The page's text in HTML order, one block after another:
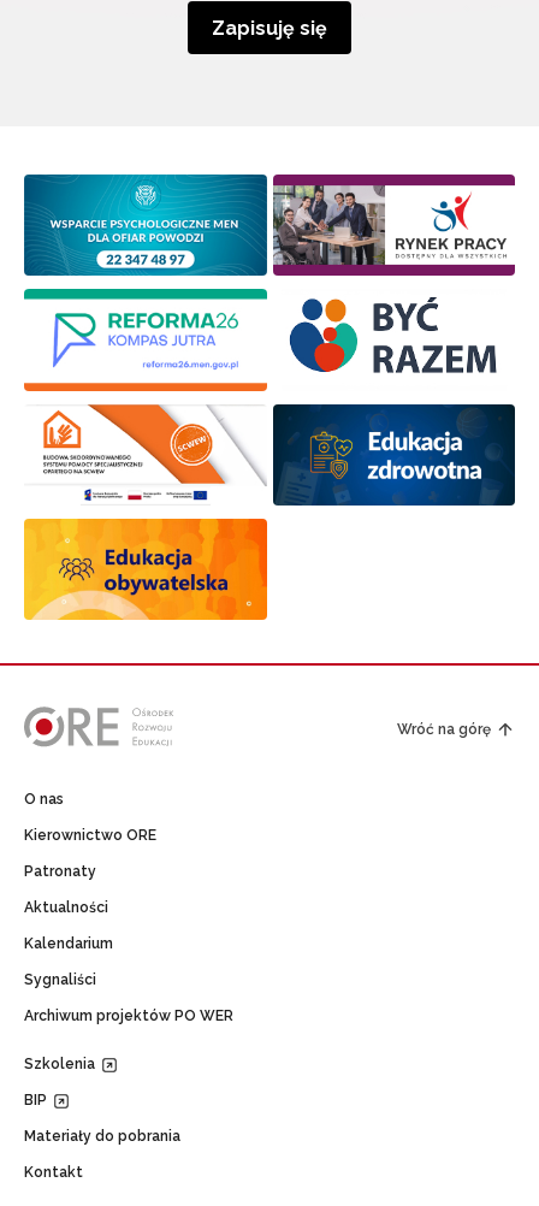
Zapisuję się
Wróć na górę
O nas
Kierownictwo ORE
Patronaty
Aktualności
Kalendarium
Sygnaliści
Archiwum projektów PO WER
Szkolenia
BIP
Materiały do pobrania
Kontakt